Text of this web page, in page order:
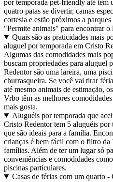
por temporada pet-friendly até têm
quatro patas se divertir, camas
cortesia e estão próximos a
"Permite animais" para encontrar
Quais são as praticidades mais
aluguel por temporada em Cristo
Algumas das comodidades mais
buscam propriedades para aluguel
Redentor são uma lareira, uma
churrasqueira. Se você vai tirar
até mesmo animais de estimação,
Vrbo têm as melhores
mais gosta.
Aluguéis por temporada que
Cristo Redentor tem 5 aluguéis por
que são ideais para a família.
crianças é bem fácil com o filtro da
famílias. Além de ter um lugar só
conveniências e comodidades
piscinas particulares.
Casas de férias com um quarto -